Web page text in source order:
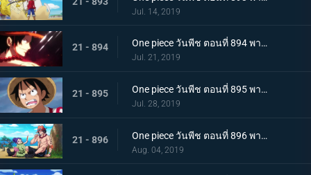
Jul. 14, 2019
21 - 894 One piece วันพีช ตอนที่ 894 พากย์ไทย จะต้องมาแน่ๆ ตำนานเอสที่แคว้นวาโนะ!
Jul. 21, 2019
21 - 895 One piece วันพีช ตอนที่ 895 พากย์ไทย ตอนพิเศษ! นักล่าค่าหัวสุดแกร่ง ซีดอล
Jul. 28, 2019
21 - 896 One piece วันพีช ตอนที่ 896 พากย์ไทย ตอนพิเศษ! ศึกตัดสินระหว่างลูฟี่และเจ้าแห่งแก๊ส
Aug. 04, 2019